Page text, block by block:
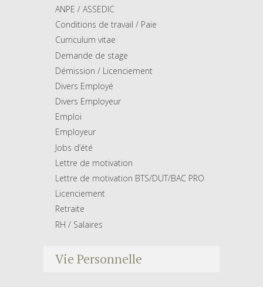
ANPE / ASSEDIC
Conditions de travail / Paie
Curriculum vitae
Demande de stage
Démission / Licenciement
Divers Employé
Divers Employeur
Emploi
Employeur
Jobs d’été
Lettre de motivation
Lettre de motivation BTS/DUT/BAC PRO
Licenciement
Retraite
RH / Salaires
Vie Personnelle